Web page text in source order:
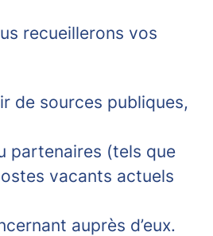
recueillerons vos
de sources publiques,
partenaires (tels que
vacants actuels
auprès d’eux.